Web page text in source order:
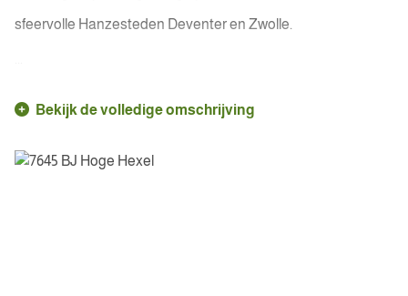
sfeervolle Hanzesteden Deventer en Zwolle.
Bekijk de volledige omschrijving